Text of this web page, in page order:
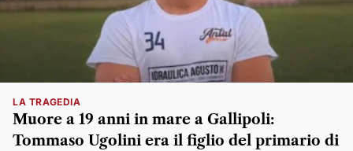
LA TRAGEDIA
Muore a 19 anni in mare a Gallipoli:
Tommaso Ugolini era il figlio del primario di